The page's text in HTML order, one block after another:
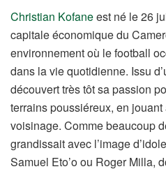
Christian Kofaneest né le 26
capitale économique du
environnement où le football
dans la vie quotidienne. Issu
découvert très tôt sa passion
terrains poussiéreux, en
voisinage. Comme beaucoup
grandissait avec l’image
Samuel Eto’o ou Roger Milla,